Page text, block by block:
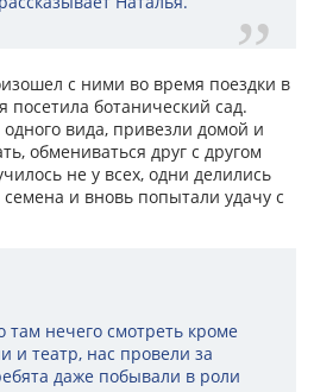
с ними во время поездки в
посетила ботанический сад.
вида, привезли домой и
обмениваться друг с другом
не у всех, одни делились
и вновь попытали удачу с
там нечего смотреть кроме
и театр, нас провели за
даже побывали в роли